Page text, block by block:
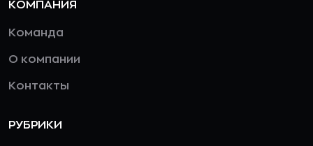
КОМПАНИЯ
Команда
О компании
Контакты
РУБРИКИ